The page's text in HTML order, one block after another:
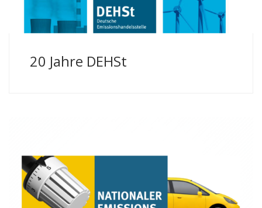
20 Jahre DEHSt
Erklärfilm | Deutsche Emissionshandelsstelle,
Umweltbundesamt